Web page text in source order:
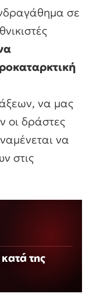
σε
να μας
οι δράστες
να
στις
της